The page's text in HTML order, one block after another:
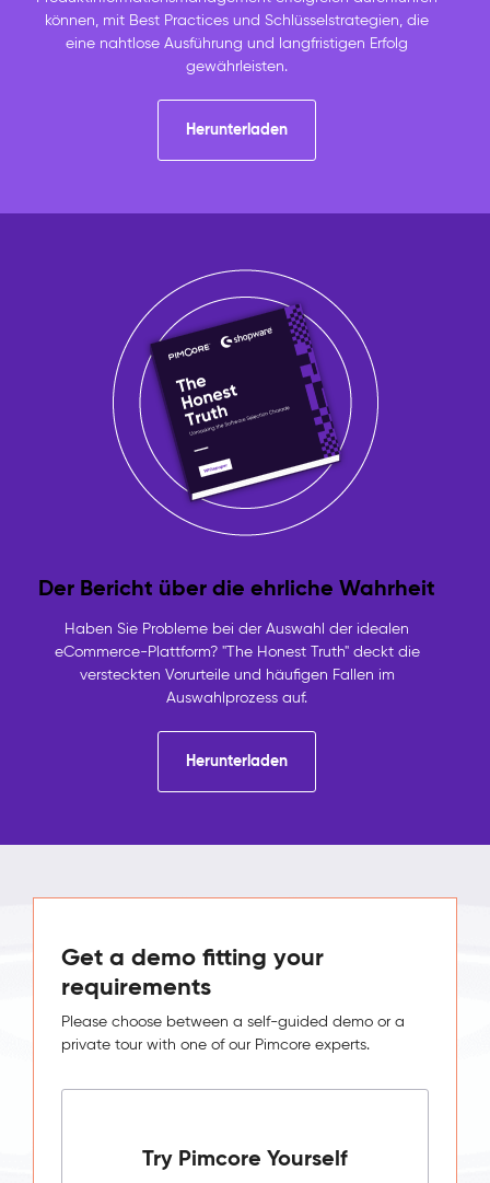
können, mit Best Practices und Schlüsselstrategien, die
eine nahtlose Ausführung und langfristigen Erfolg
gewährleisten.
Herunterladen
Der Bericht über die ehrliche Wahrheit
Haben Sie Probleme bei der Auswahl der idealen
eCommerce-Plattform? "The Honest Truth" deckt die
versteckten Vorurteile und häufigen Fallen im
Auswahlprozess auf.
Herunterladen
Get a demo fitting your
requirements
Please choose between a self-guided demo or a
private tour with one of our Pimcore experts.
Try Pimcore Yourself